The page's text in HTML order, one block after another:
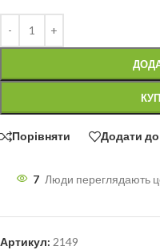
Порівняти Додати
7 Люди переглядають
Артикул: 2149